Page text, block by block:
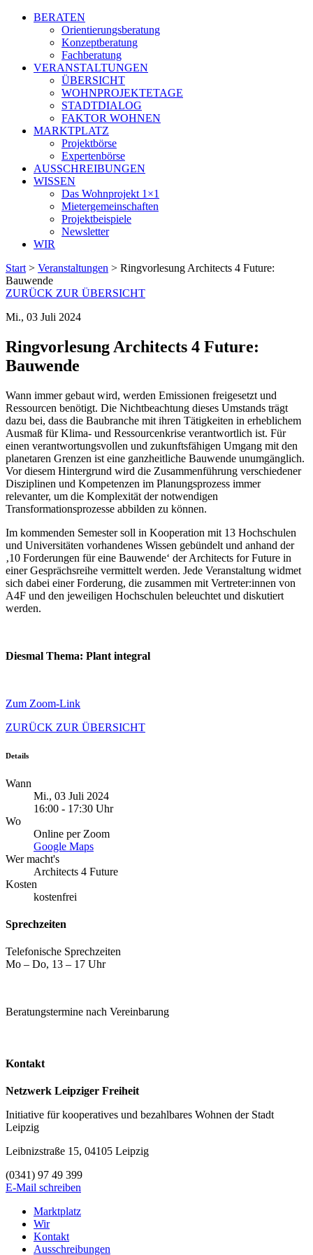
BERATEN
Orientierungsberatung
Konzeptberatung
Fachberatung
VERANSTALTUNGEN
ÜBERSICHT
WOHNPROJEKTETAGE
STADTDIALOG
FAKTOR WOHNEN
MARKTPLATZ
Projektbörse
Expertenbörse
AUSSCHREIBUNGEN
WISSEN
Das Wohnprojekt 1×1
Mietergemeinschaften
Projektbeispiele
Newsletter
WIR
Start > Veranstaltungen > Ringvorlesung Architects 4 Future:
Bauwende
ZURÜCK ZUR ÜBERSICHT
Mi., 03 Juli 2024
Ringvorlesung Architects 4 Future:
Bauwende
Wann immer gebaut wird, werden Emissionen freigesetzt und
Ressourcen benötigt. Die Nichtbeachtung dieses Umstands trägt
dazu bei, dass die Baubranche mit ihren Tätigkeiten in erheblichem
Ausmaß für Klima- und Ressourcenkrise verantwortlich ist. Für
einen verantwortungsvollen und zukunftsfähigen Umgang mit den
planetaren Grenzen ist eine ganzheitliche Bauwende unumgänglich.
Vor diesem Hintergrund wird die Zusammenführung verschiedener
Disziplinen und Kompetenzen im Planungsprozess immer
relevanter, um die Komplexität der notwendigen
Transformationsprozesse abbilden zu können.
Im kommenden Semester soll in Kooperation mit 13 Hochschulen
und Universitäten vorhandenes Wissen gebündelt und anhand der
‚10 Forderungen für eine Bauwende‘ der Architects for Future in
einer Gesprächsreihe vermittelt werden. Jede Veranstaltung widmet
sich dabei einer Forderung, die zusammen mit Vertreter:innen von
A4F und den jeweiligen Hochschulen beleuchtet und diskutiert
werden.
Diesmal Thema: Plant integral
Zum Zoom-Link
ZURÜCK ZUR ÜBERSICHT
Details
Wann
Mi., 03 Juli 2024
16:00 - 17:30 Uhr
Wo
Online per Zoom
Google Maps
Wer macht's
Architects 4 Future
Kosten
kostenfrei
Sprechzeiten
Telefonische Sprechzeiten
Mo – Do, 13 – 17 Uhr
Beratungstermine nach Vereinbarung
Kontakt
Netzwerk Leipziger Freiheit
Initiative für kooperatives und bezahlbares Wohnen der Stadt
Leipzig
Leibnizstraße 15, 04105 Leipzig
(0341) 97 49 399
E-Mail schreiben
Marktplatz
Wir
Kontakt
Ausschreibungen